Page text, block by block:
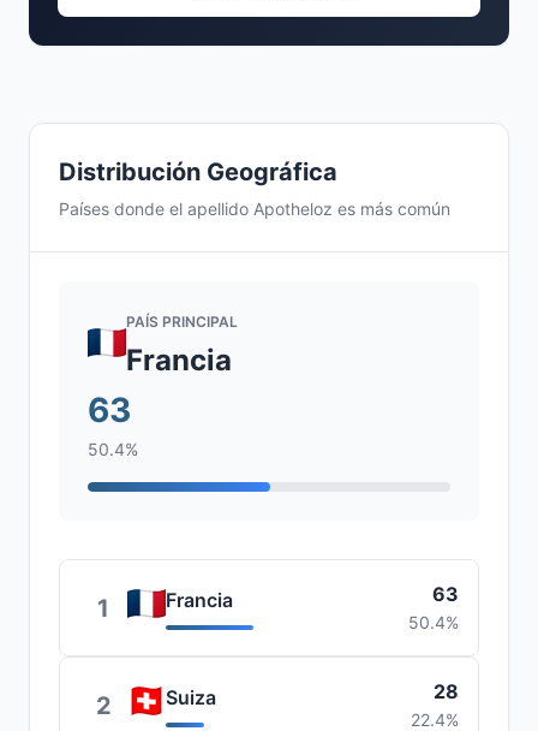
Distribución Geográfica
Países donde el apellido Apotheloz es más común
PAÍS PRINCIPAL
Francia
63
50.4%
1 Francia 63
50.4%
2 Suiza 28
22.4%